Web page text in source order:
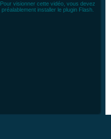
Pour visionner cette vidéo, vous devez
préalablement installer le plugin Flash.